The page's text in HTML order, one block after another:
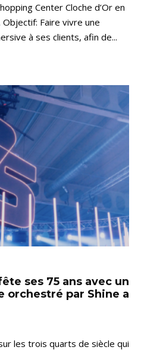
Center Cloche d’Or en
Objectif: Faire vivre une
à ses clients, afin de...
ses 75 ans avec un
par Shine a
les trois quarts de siècle qui